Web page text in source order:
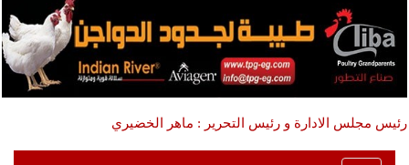
رئيس مجلس الادارة و رئيس التحرير : ماهر الخضيري